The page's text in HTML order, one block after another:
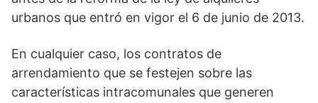
urbanos que entró en vigor el 6 de junio de 2013.
En cualquier caso, los contratos de
arrendamiento que se festejen sobre las
características intracomunales que generen